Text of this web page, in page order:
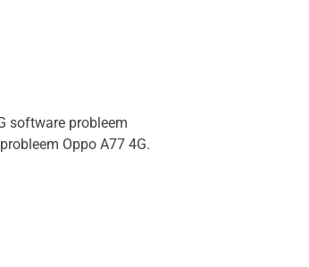
software probleem
Oppo A77 4G.